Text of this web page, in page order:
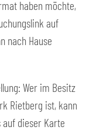
haben möchte,
auf
nach Hause
Wer im Besitz
Rietberg ist, kann
dieser Karte